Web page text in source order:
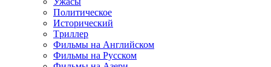
Политическое
Исторический
Tриллер
Фильмы на Английском
Фильмы на Русском